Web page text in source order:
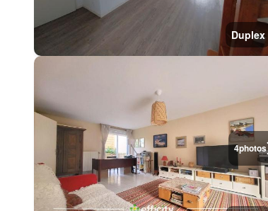
Duplex
4photos